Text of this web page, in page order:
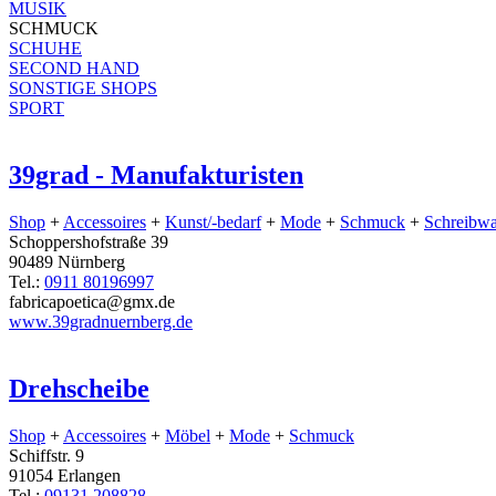
MUSIK
SCHMUCK
SCHUHE
SECOND HAND
SONSTIGE SHOPS
SPORT
39grad - Manufakturisten
Shop + Accessoires + Kunst/-bedarf + Mode + Schmuck +
Schoppershofstraße 39
90489 Nürnberg
Tel.: 0911 80196997
fabricapoetica@gmx.de
www.39gradnuernberg.de
Drehscheibe
Shop + Accessoires + Möbel + Mode + Schmuck
Schiffstr. 9
91054 Erlangen